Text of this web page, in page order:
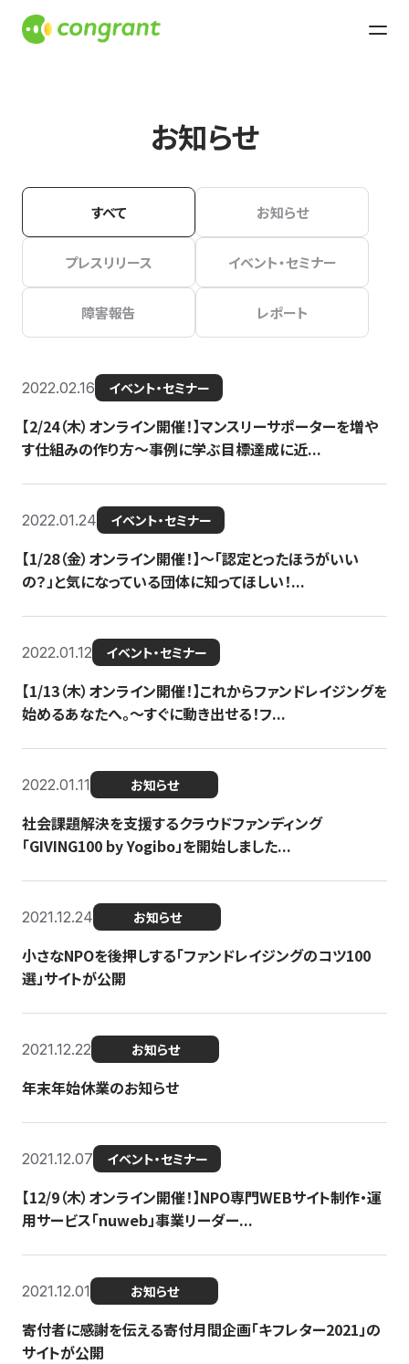
お知らせ
すべて お知らせ
プレスリリース イベント・セミナー
障害報告 レポート
2022.02.16 イベント・セミナー
【2/24（木）オンライン開催！】マンスリーサポーターを増や
す仕組みの作り方〜事例に学ぶ目標達成に近...
2022.01.24 イベント・セミナー
【1/28（金）オンライン開催！】〜「認定とったほうがいい
の？」と気になっている団体に知ってほしい！...
2022.01.12 イベント・セミナー
【1/13（木）オンライン開催！】これからファンドレイジングを
始めるあなたへ。〜すぐに動き出せる！フ...
2022.01.11 お知らせ
社会課題解決を支援するクラウドファンディング
「GIVING100 by Yogibo」を開始しました...
2021.12.24 お知らせ
小さなNPOを後押しする「ファンドレイジングのコツ100
選」サイトが公開
2021.12.22 お知らせ
年末年始休業のお知らせ
2021.12.07 イベント・セミナー
【12/9（木）オンライン開催！】NPO専門WEBサイト制作・運
用サービス「nuweb」事業リーダー...
2021.12.01 お知らせ
寄付者に感謝を伝える寄付月間企画「キフレター2021」の
サイトが公開